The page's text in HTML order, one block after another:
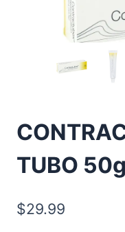
TUBO 50g
$29.99